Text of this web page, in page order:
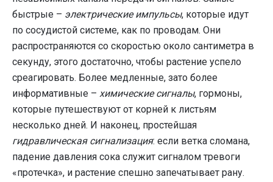
быстрые – электрические импульсы, которые идут
по сосудистой системе, как по проводам. Они
распространяются со скоростью около сантиметра в
секунду, этого достаточно, чтобы растение успело
среагировать. Более медленные, зато более
информативные – химические сигналы, гормоны,
которые путешествуют от корней к листьям
несколько дней. И наконец, простейшая
гидравлическая сигнализация: если ветка сломана,
падение давления сока служит сигналом тревоги
«протечка», и растение спешно запечатывает рану.